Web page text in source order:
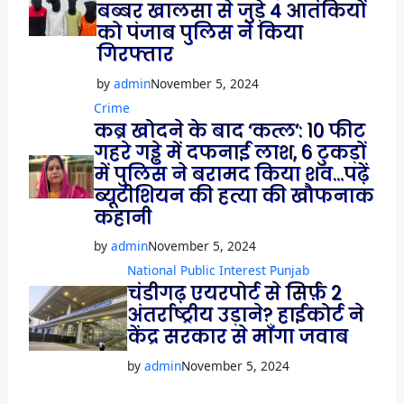
बब्बर खालसा से जुड़े 4 आतंकियों
को पंजाब पुलिस ने किया
गिरफ्तार
by adminNovember 5, 2024
Crime
कब्र खोदने के बाद ‘कत्ल’: 10 फीट
गहरे गड्ढे में दफनाई लाश, 6 टुकड़ों
में पुलिस ने बरामद किया शव…पढ़ें
ब्यूटीशियन की हत्या की खौफनाक
कहानी
by adminNovember 5, 2024
National Public Interest Punjab
चंडीगढ़ एयरपोर्ट से सिर्फ़ 2
अंतर्राष्ट्रीय उड़ाने? हाईकोर्ट ने
केंद्र सरकार से माँगा जवाब
by adminNovember 5, 2024